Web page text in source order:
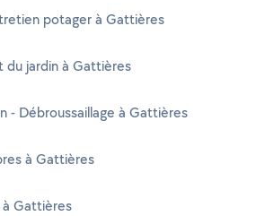
potager à Gattières
du jardin à Gattières
- Débroussaillage à Gattières
à Gattières
Gattières